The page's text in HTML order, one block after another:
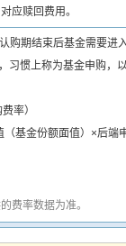
应赎回费用。
期结束后基金需要进
惯上称为基金申购，
率）
基金份额面值）×后端
费率数据为准。